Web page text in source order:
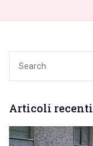
Articoli recenti